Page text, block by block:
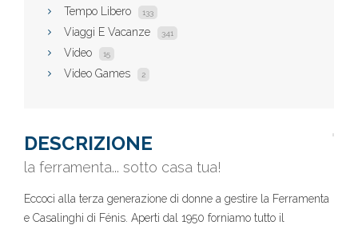
Tempo Libero 133
Viaggi E Vacanze 341
Video 15
Video Games 2
DESCRIZIONE
la ferramenta... sotto casa tua!
Eccoci alla terza generazione di donne a gestire la Ferramenta
e Casalinghi di Fénis. Aperti dal 1950 forniamo tutto il